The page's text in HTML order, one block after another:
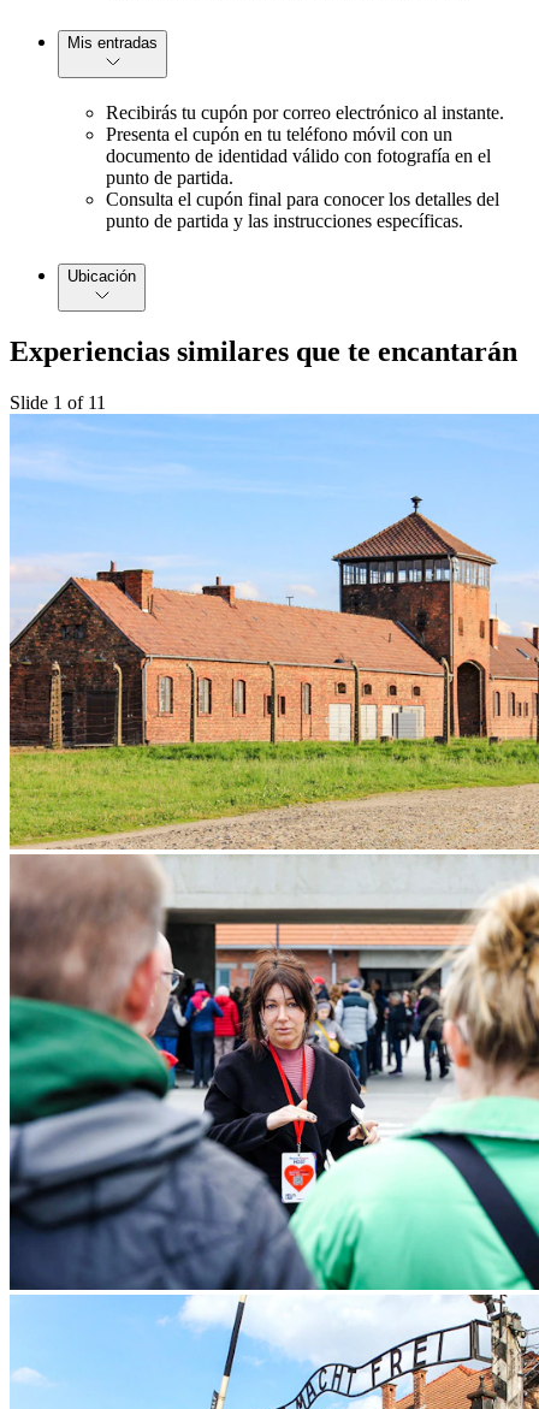
Mis entradas
Recibirás tu cupón por correo electrónico al instante.
Presenta el cupón en tu teléfono móvil con un
documento de identidad válido con fotografía en el
punto de partida.
Consulta el cupón final para conocer los detalles del
punto de partida y las instrucciones específicas.
Ubicación
Experiencias similares que te encantarán
Slide 1 of 11